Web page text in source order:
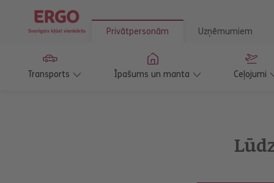
Privātpersonām Uzņēmumiem
Transports Īpašums un manta Ceļojumi